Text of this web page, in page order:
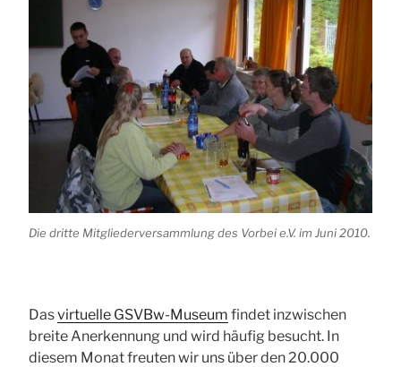
Die dritte Mitgliederversammlung des Vorbei e.V. im Juni 2010.
Dasvirtuelle GSVBw-Museum findet inzwischen
breite Anerkennung und wird häufig besucht. In
diesem Monat freuten wir uns über den 20.000